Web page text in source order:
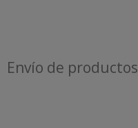
Envío de productos